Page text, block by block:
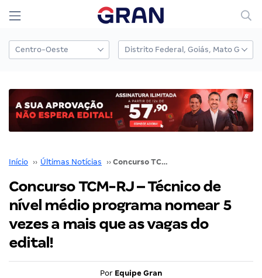
Início ›› Últimas Notícias ›› Concurso TCM-RJ – Técnico de nível médio programa nomear 5 vezes a mais que as vagas do edital!
Concurso TCM-RJ – Técnico de
nível médio programa nomear 5
vezes a mais que as vagas do
edital!
Por Equipe Gran